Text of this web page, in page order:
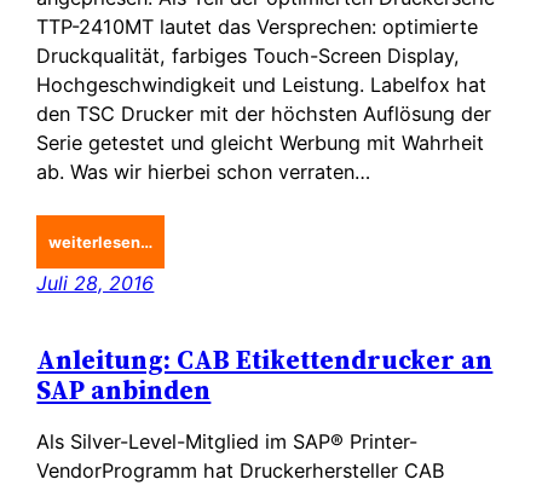
TTP-2410MT lautet das Versprechen: optimierte
Druckqualität, farbiges Touch-Screen Display,
Hochgeschwindigkeit und Leistung. Labelfox hat
den TSC Drucker mit der höchsten Auflösung der
Serie getestet und gleicht Werbung mit Wahrheit
ab. Was wir hierbei schon verraten…
weiterlesen…
Juli 28, 2016
Anleitung: CAB Etikettendrucker an
SAP anbinden
Als Silver-Level-Mitglied im SAP® Printer-
VendorProgramm hat Druckerhersteller CAB